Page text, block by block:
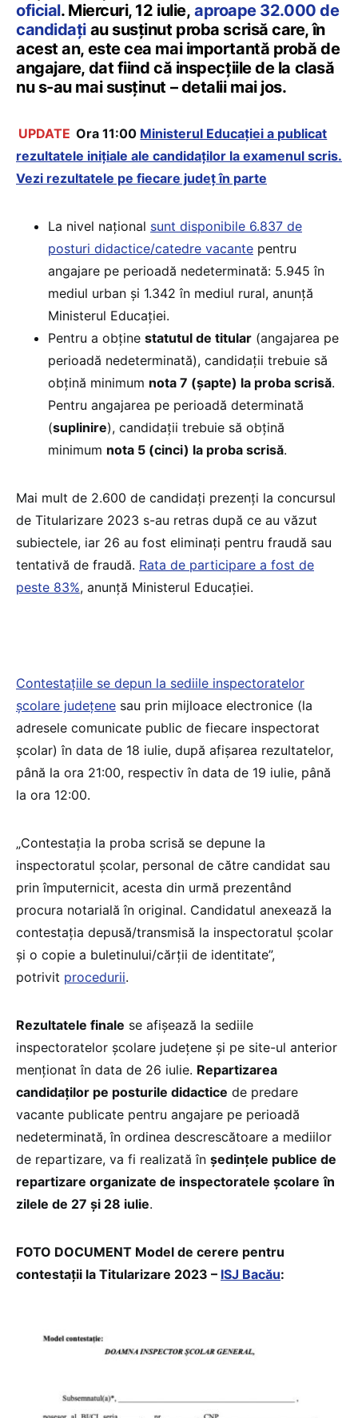
oficial. Miercuri, 12 iulie, aproape 32.000 de
candidațiau susținut proba scrisă care, în
acest an, este cea mai importantă probă de
angajare, dat fiind că inspecțiile de la clasă
nu s-au mai susținut – detalii mai jos.
UPDATE Ora 11:00 Ministerul Educației a publicat
rezultatele inițiale ale candidaților la examenul scris.
Vezi rezultatele pe fiecare județ în parte
La nivel naţional sunt disponibile 6.837 de
posturi didactice/catedre vacante pentru
angajare pe perioadă nedeterminată: 5.945 în
mediul urban şi 1.342 în mediul rural, anunță
Ministerul Educației.
Pentru a obţine statutul de titular (angajarea pe
perioadă nedeterminată), candidații trebuie să
obţină minimum nota 7 (şapte) la proba scrisă.
Pentru angajarea pe perioadă determinată
(suplinire), candidaţii trebuie să obţină
minimum nota 5 (cinci) la proba scrisă.
Mai mult de 2.600 de candidați prezenți la concursul
de Titularizare 2023 s-au retras după ce au văzut
subiectele, iar 26 au fost eliminați pentru fraudă sau
tentativă de fraudă. Rata de participare a fost de
peste 83%, anunță Ministerul Educației.
Contestaţiile se depun la sediile inspectoratelor
şcolare judeţene sau prin mijloace electronice (la
adresele comunicate public de fiecare inspectorat
școlar) în data de 18 iulie, după afişarea rezultatelor,
până la ora 21:00, respectiv în data de 19 iulie, până
la ora 12:00.
„Contestația la proba scrisă se depune la
inspectoratul școlar, personal de către candidat sau
prin împuternicit, acesta din urmă prezentând
procura notarială în original. Candidatul anexează la
contestația depusă/transmisă la inspectoratul școlar
și o copie a buletinului/cărții de identitate”,
potrivit procedurii.
Rezultatele finale se afişează la sediile
inspectoratelor şcolare judeţene şi pe site-ul anterior
menționat în data de 26 iulie. Repartizarea
candidaţilor pe posturile didactice de predare
vacante publicate pentru angajare pe perioadă
nedeterminată, în ordinea descrescătoare a mediilor
de repartizare, va fi realizată în ședințele publice de
repartizare organizate de inspectoratele şcolare în
zilele de 27 și 28 iulie.
FOTO DOCUMENT Model de cerere pentru
contestații la Titularizare 2023 – ISJ Bacău: